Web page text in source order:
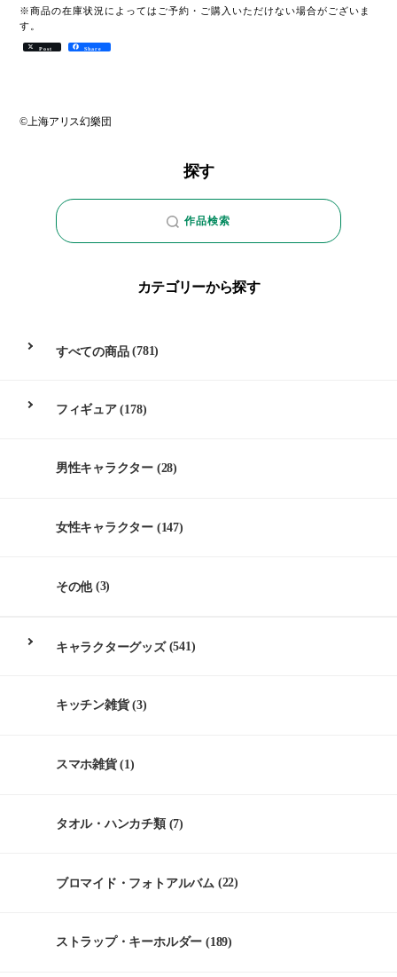
※商品の在庫状況によってはご予約・ご購入いただけない場合がございま
す。
Post Share
©上海アリス幻樂団
探す
作品検索
カテゴリーから探す
すべての商品(781)
フィギュア(178)
男性キャラクター (28)
女性キャラクター (147)
その他(3)
キャラクターグッズ(541)
キッチン雑貨(3)
スマホ雑貨(1)
タオル・ハンカチ類(7)
ブロマイド・フォトアルバム (22)
ストラップ・キーホルダー (189)